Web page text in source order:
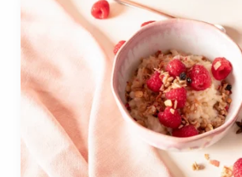
Pecorino
dem
Multibräter